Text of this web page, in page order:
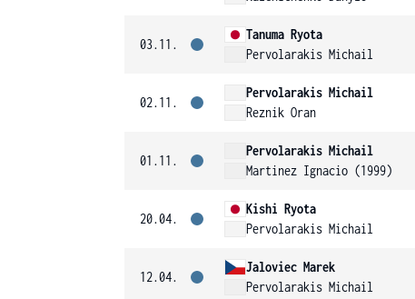
03.11.
Tanuma Ryota
Pervolarakis Michail
02.11.
Pervolarakis Michail
Reznik Oran
01.11.
Pervolarakis Michail
Martinez Ignacio (1999)
20.04.
Kishi Ryota
Pervolarakis Michail
12.04.
Jaloviec Marek
Pervolarakis Michail